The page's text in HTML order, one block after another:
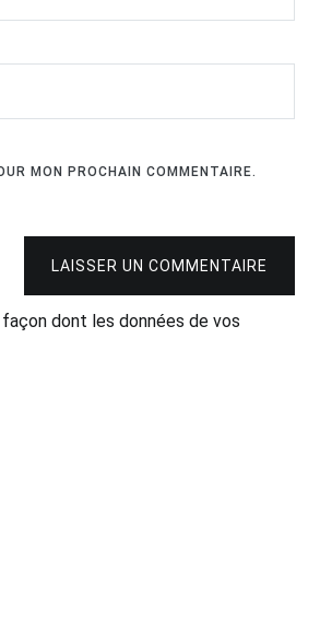
MON PROCHAIN COMMENTAIRE.
LAISSER UN COMMENTAIRE
façon dont les données de vos